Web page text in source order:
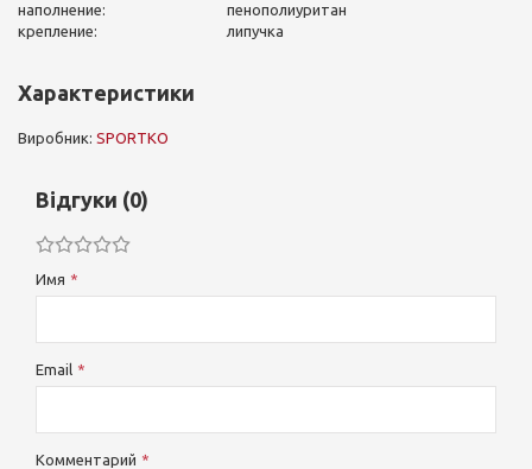
наполнение:
пенополиуритан
крепление:
липучка
Характеристики
Виробник: SPORTKO
Відгуки (0)
Имя
Email
Комментарий